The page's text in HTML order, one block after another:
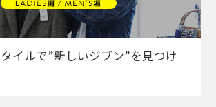
イルで”新しいジブン”を見つけ